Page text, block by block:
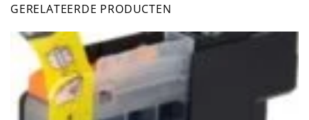
GERELATEERDE PRODUCTEN